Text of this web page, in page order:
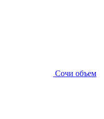
Сочи объем